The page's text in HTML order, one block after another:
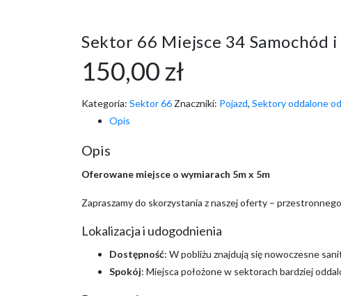
Sektor 66 Miejsce 34 Samochód
150,00 zł
Kategoria: Sektor 66 Znaczniki: Pojazd, Sektory oddalone
Opis
Opis
Oferowane miejsce o wymiarach 5m x 5m
Zapraszamy do skorzystania z naszej oferty –
Lokalizacja i udogodnienia
Dostępność: W pobliżu znajdują się nowoczesne
Spokój: Miejsca położone w sektorach bardziej